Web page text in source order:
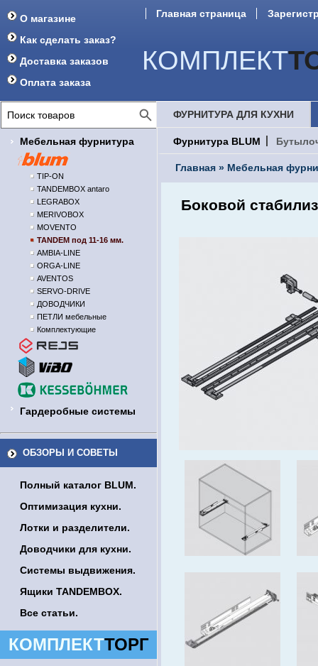
О магазине
Как сделать заказ?
Доставка заказов
Оплата заказа
Главная страница
КОМПЛЕКТ
Мебельная фурнитура
TIP-ON
TANDEMBOX antaro
LEGRABOX
MERIVOBOX
MOVENTO
TANDEM под 11-16 мм.
AMBIA-LINE
ORGA-LINE
AVENTOS
SERVO-DRIVE
ДОВОДЧИКИ
ПЕТЛИ мебельные
Комплектующие
Гардеробные системы
ОБЗОРЫ И СОВЕТЫ
Полный каталог BLUM.
Оптимизация кухни.
Лотки и разделители.
Доводчики для кухни.
Системы выдвижения.
Ящики TANDEMBOX.
Все статьи.
КОМПЛЕКТТОРГ
ФУРНИТУРА ДЛЯ КУХНИ
Фурнитура BLUM
Главная » Мебельная
Боковой